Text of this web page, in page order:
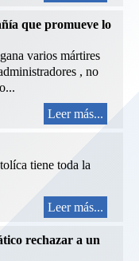
que promueve lo
varios mártires
, no
Leer más...
tiene toda la
Leer más...
rechazar a un